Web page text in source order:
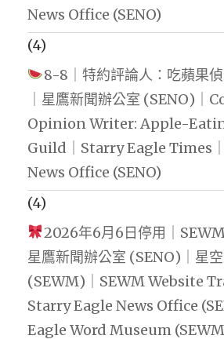
News Office (SENO)
(4)
8-8｜特約評論人：吃蘋果
｜星鷹新聞辦公室 (SENO)
Opinion Writer: Apple-
Guild｜Starry Eagle Times
News Office (SENO)
(4)
2026年6月6日停用｜SEWM
星鷹新聞辦公室 (SENO)｜星
(SEWM)｜SEWM Website
Starry Eagle News Office
Eagle Word Museum